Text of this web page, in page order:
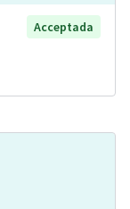
Acceptada